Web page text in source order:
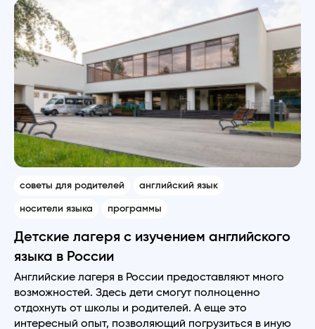
советы для родителей английский язык
носители языка программы
Детские лагеря с изучением английского
языка в России
Английские лагеря в России предоставляют много
возможностей. Здесь дети смогут полноценно
отдохнуть от школы и родителей. А еще это
интересный опыт, позволяющий погрузиться в иную